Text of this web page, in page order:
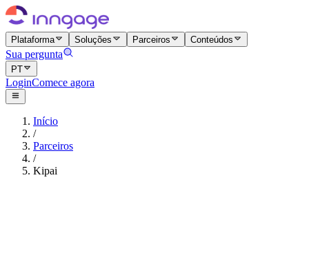
Plataforma Soluções Parceiros Conteúdos
Sua pergunta
PT
LoginComece agora
Início
/
Parceiros
/
Kipai